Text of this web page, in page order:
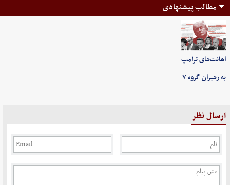
مطالب پیشنهادی
اهانت‌های ترامپ
به رهبران گروه ۷
ارسال نظر